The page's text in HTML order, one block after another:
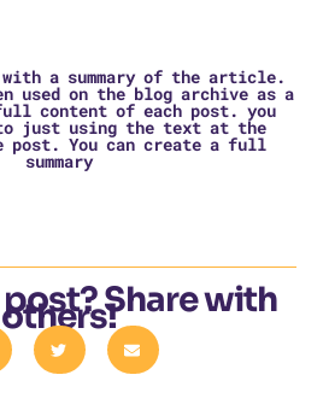
a summary of the article.
used on the blog archive as a
content of each post. you
just using the text at the
post. You can create a full
summary
Share with
others!